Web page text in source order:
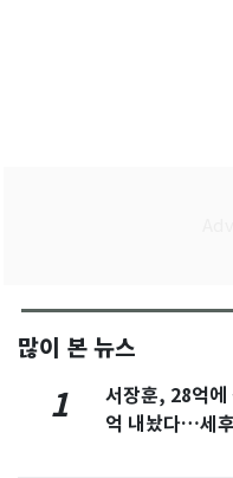
많이 본 뉴스
1
서장훈, 28억에
억 내놨다…세